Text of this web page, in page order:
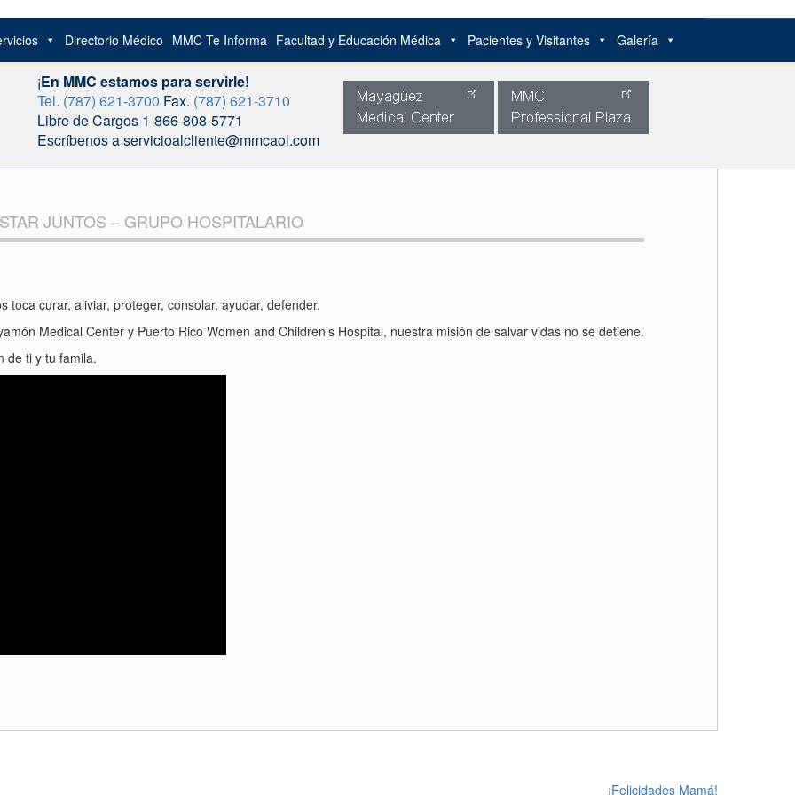
Directorio Médico MMC Te Informa Facultad y Educación Médica Pacientes y Visitantes Galería
¡En MMC estamos para servirle!
Tel. (787) 621-3700 Fax. (787) 621-3710
Libre de Cargos 1-866-808-5771
Escríbenos a servicioalcliente@mmcaol.com
JUNTOS – GRUPO HOSPITALARIO
curar, aliviar, proteger, consolar, ayudar, defender.
Medical Center y Puerto Rico Women and Children’s Hospital, nuestra misión de salvar vidas no se detiene.
de ti y tu famila.
¡Felicidades Mamá!